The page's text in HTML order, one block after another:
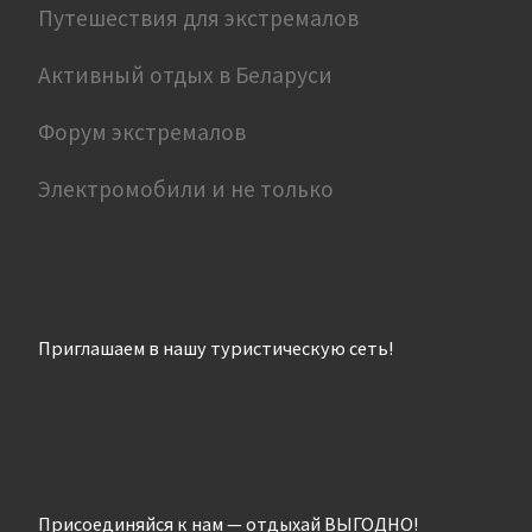
Путешествия для экстремалов
Активный отдых в Беларуси
Форум экстремалов
Электромобили и не только
Приглашаем в нашу туристическую сеть!
Присоединяйся к нам — отдыхай ВЫГОДНО!